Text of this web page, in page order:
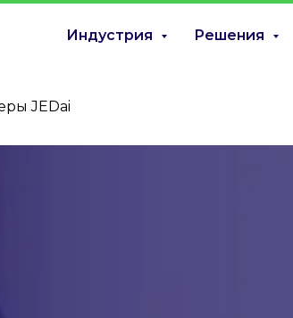
Индустрия Решения
JEDai